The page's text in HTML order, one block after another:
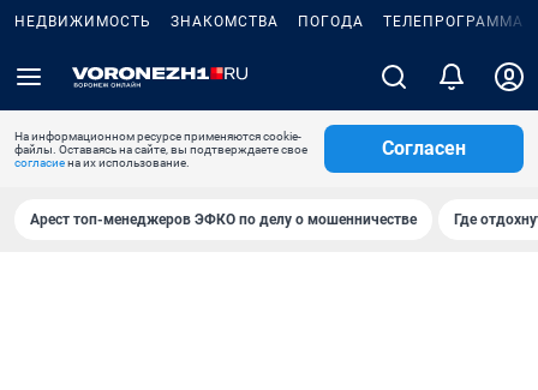
НЕДВИЖИМОСТЬ ЗНАКОМСТВА ПОГОДА ТЕЛЕПРОГРАММА
На информационном ресурсе применяются cookie-
файлы. Оставаясь на сайте, вы подтверждаете свое
согласиена их использование.
Согласен
Арест топ-менеджеров ЭФКО по делу о мошенничестве Где